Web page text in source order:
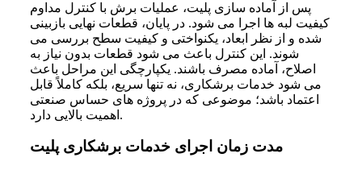
پس از آماده‌ سازی پلیت، عملیات برش با کنترل مداوم
کیفیت لبه‌ ها اجرا می‌ شود. در پایان، قطعات نهایی بازبینی
شده و از نظر ابعاد، یکنواختی و کیفیت سطح بررسی می‌
شوند. این کنترل باعث می‌ شود قطعات بدون نیاز به
اصلاح، آماده مصرف باشند. یکپارچگی این مراحل باعث
می‌ شود خدمات برشکاری، نه‌ تنها سریع، بلکه کاملاً قابل
اعتماد باشد؛ موضوعی که در پروژه‌ های حساس صنعتی
اهمیت بالایی دارد.
مدت زمان اجرای خدمات برشکاری پلیت